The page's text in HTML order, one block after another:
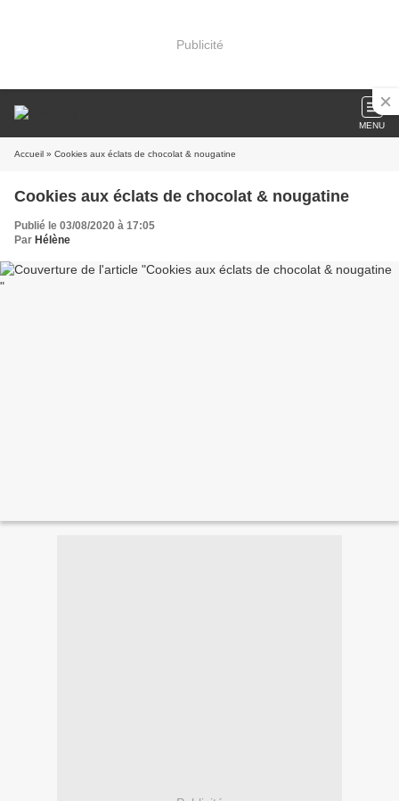
Publicité
MENU
Accueil » Cookies aux éclats de chocolat & nougatine
Cookies aux éclats de chocolat & nougatine
Publié le 03/08/2020 à 17:05
Par Hélène